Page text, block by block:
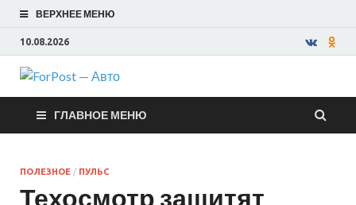
ВЕРХНЕЕ МЕНЮ
10.08.2026
ForPost —
Авто
ГЛАВНОЕ МЕНЮ
ПОЛЕЗНОЕ / ПУЛЬС
Техосмотр защитят